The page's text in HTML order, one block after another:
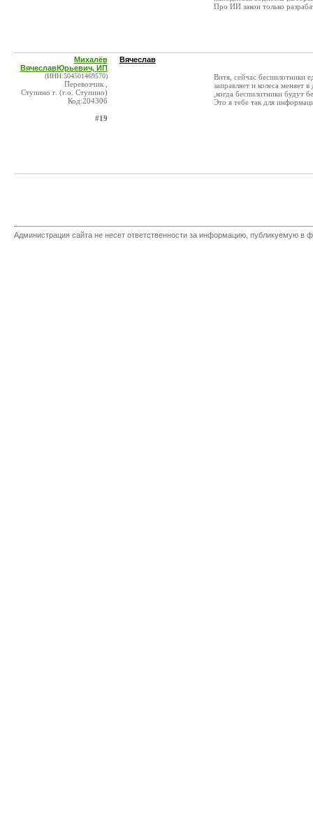
Про ИИ закон только
Михалёв
ВячеславЮрьевич, ИП
(ИНН:504501469570)
Перевозчик ,
Ступино г. (г.о. Ступино)
Код:204306
#19
Вячеслав
Витя, сейчас беспилотники
заправляет и колеса
,когда беспилотники будут
Это я тебе так для
Администрация сайта не несет ответственности за информацию, публикуемую